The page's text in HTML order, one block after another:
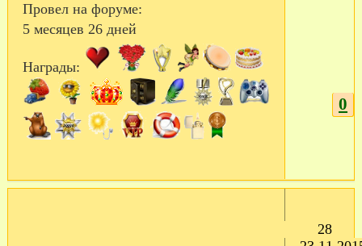
Провел на форуме:
5 месяцев 26 дней
Награды:
0
28